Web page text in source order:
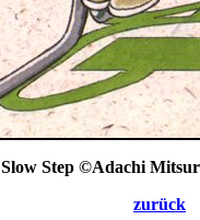
Slow Step ©Adachi
zurück